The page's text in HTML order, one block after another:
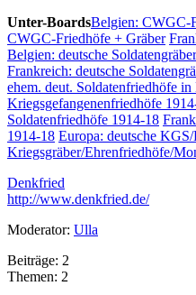
Unter-BoardsBelgien: CWGC-
CWGC-Friedhöfe + Gräber
Belgien: deutsche
Frankreich: deutsche
ehem. deut. Soldatenfriedhöfe in
Kriegsgefangenenfriedhöfe
Soldatenfriedhöfe 1914-18
1914-18 Europa: deutsche
Kriegsgräber/Ehrenfriedhöfe/
Denkfried
http://www.denkfried.de/
Moderator: Ulla
Beiträge: 2
Themen: 2